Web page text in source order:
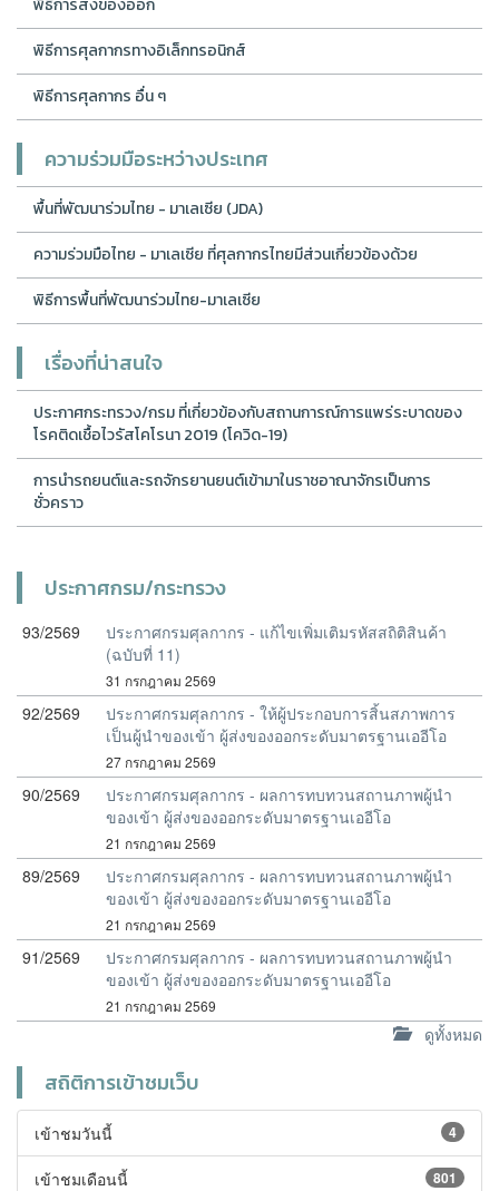
พิธีการส่งของออก
พิธีการศุลกากรทางอิเล็กทรอนิกส์
พิธีการศุลกากร อื่น ๆ
ความร่วมมือระหว่างประเทศ
พื้นที่พัฒนาร่วมไทย - มาเลเซีย (JDA)
ความร่วมมือไทย - มาเลเซีย ที่ศุลกากรไทยมีส่วนเกี่ยวข้องด้วย
พิธีการพื้นที่พัฒนาร่วมไทย-มาเลเซีย
เรื่องที่น่าสนใจ
ประกาศกระทรวง/กรม ที่เกี่ยวข้องกับสถานการณ์การแพร่ระบาดของ
โรคติดเชื้อไวรัสโคโรนา 2019 (โควิด-19)
การนำรถยนต์และรถจักรยานยนต์เข้ามาในราชอาณาจักรเป็นการ
ชั่วคราว
ประกาศกรม/กระทรวง
93/2569
ประกาศกรมศุลกากร - แก้ไขเพิ่มเติมรหัสสถิติสินค้า
(ฉบับที่ 11)
31 กรกฎาคม 2569
92/2569
ประกาศกรมศุลกากร - ให้ผู้ประกอบการสิ้นสภาพการ
เป็นผู้นำของเข้า ผู้ส่งของออกระดับมาตรฐานเออีโอ
27 กรกฎาคม 2569
90/2569
ประกาศกรมศุลกากร - ผลการทบทวนสถานภาพผู้นำ
ของเข้า ผู้ส่งของออกระดับมาตรฐานเออีโอ
21 กรกฎาคม 2569
89/2569
ประกาศกรมศุลกากร - ผลการทบทวนสถานภาพผู้นำ
ของเข้า ผู้ส่งของออกระดับมาตรฐานเออีโอ
21 กรกฎาคม 2569
91/2569
ประกาศกรมศุลกากร - ผลการทบทวนสถานภาพผู้นำ
ของเข้า ผู้ส่งของออกระดับมาตรฐานเออีโอ
21 กรกฎาคม 2569
ดูทั้งหมด
สถิติการเข้าชมเว็บ
4
เข้าชมวันนี้
801
เข้าชมเดือนนี้